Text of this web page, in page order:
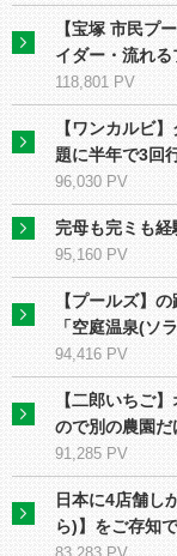
【宝塚 市民プ
イダー・流れ
118,801 PV
【ワンカルビ
題に半年で3回
96,030 PV
完母も完ミも
95,160 PV
【プールズ】
「空庭温泉(ソ
94,416 PV
【二郎いちご
ので別の農園だ
91,285 PV
日本に4店舗し
ら)】をご存知